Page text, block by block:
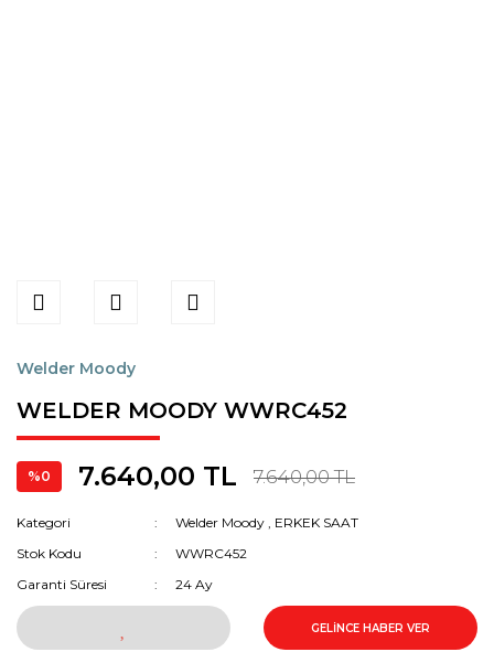
Welder Moody
WELDER MOODY WWRC452
%0 7.640,00 TL 7.640,00 TL
Kategori Welder Moody , ERKEK SAAT
Stok Kodu
WWRC452
Garanti Süresi
24 Ay
GELİNCE HABER VER